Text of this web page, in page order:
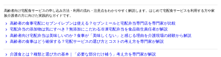
高齢者向け宅配食サービスの申し込み方法・利用の流れ・注意点をわかりやすく解説します。はじめて宅配食サービスを利用する方や家
族介護者の方に向けた実践的なガイドです。
高齢者の食事宅配にセブンイレブンは使える？セブンミールと宅配弁当専門店を専門家が比較
宅配弁当の添加物は気にすべき？無添加にこだわる冷凍宅配弁当を食品衛生責任者が解説
高齢者向け宅配弁当は美味しいのか？食事が「美味しくない」と感じる理由を介護現場の経験から解説
高齢者の食事はどう確保する？宅配サービスの選び方とコストの考え方を専門家が解説
介護食とは？種類と選び方の基本｜「必要な部分だけ補う」考え方を専門家が解説